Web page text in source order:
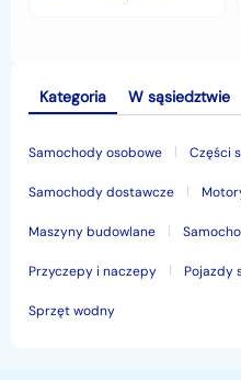
Kategoria
Samochody osobowe Części
Samochody dostawcze
Maszyny budowlane
Przyczepy i naczepy Pojazdy
Sprzęt wodny
W sąsiedztwie